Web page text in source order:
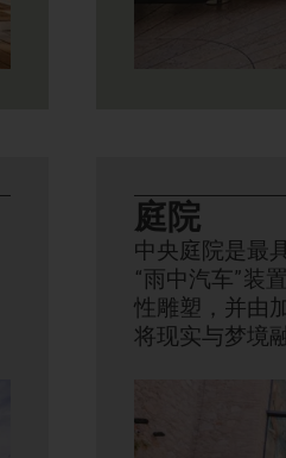
庭院
中央庭院是最
“雨中汽车”装
性雕塑，并由
将现实与梦境